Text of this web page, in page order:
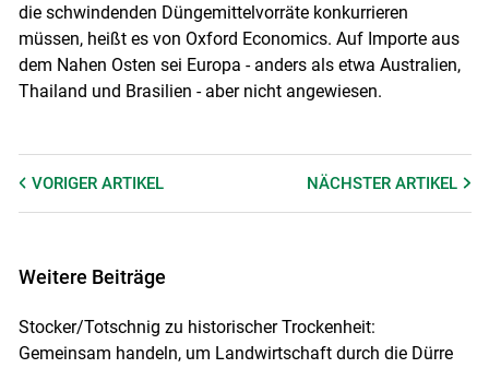
die schwindenden Düngemittelvorräte konkurrieren
müssen, heißt es von Oxford Economics. Auf Importe aus
dem Nahen Osten sei Europa - anders als etwa Australien,
Thailand und Brasilien - aber nicht angewiesen.
VORIGER ARTIKEL NÄCHSTERARTIKEL
Weitere Beiträge
Stocker/Totschnig zu historischer Trockenheit:
Gemeinsam handeln, um Landwirtschaft durch die Dürre